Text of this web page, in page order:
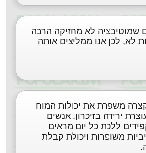
שמוטיבציה לא מחזיקה הרבה
לא, לכן אנו ממליצים אותה
משפרת את יכולות המוח
ירידה בזיכרון. אנשים
ללכת כל יום מראים
משופרות ויכולת קבלת